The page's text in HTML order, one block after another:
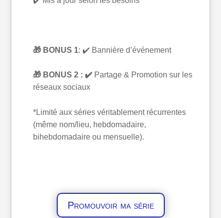
🎁 BONUS 1: ✔️ Bannière d’événement
🎁 BONUS 2 : ✔️ Partage & Promotion sur les
réseaux sociaux
*Limité aux séries véritablement récurrentes
(même nom/lieu, hebdomadaire,
bihebdomadaire ou mensuelle).
Promouvoir ma série